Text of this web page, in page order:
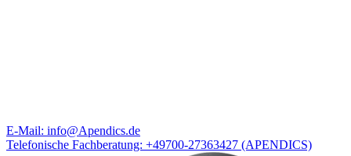
E-Mail: info@Apendics.de
Telefonische Fachberatung: +49700-27363427 (APENDICS)